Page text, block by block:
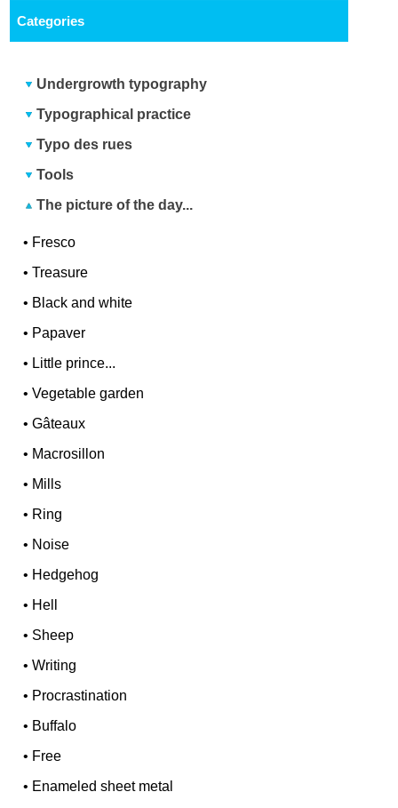
Categories
Undergrowth typography
Typographical practice
Typo des rues
Tools
The picture of the day...
• Fresco
•Treasure
• Black and white
• Papaver
• Little prince...
•Vegetable garden
•Gâteaux
• Macrosillon
• Mills
• Ring
• Noise
• Hedgehog
• Hell
• Sheep
•Writing
• Procrastination
• Buffalo
• Free
• Enameled sheet metal